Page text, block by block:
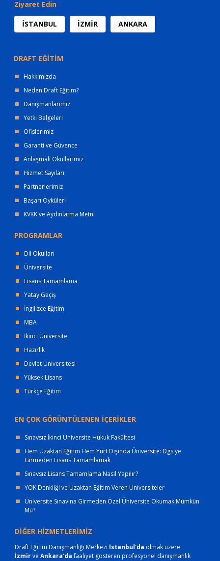
Ziyaret Edin
İSTANBUL İZMİR ANKARA
DRAFT EĞİTİM
Hakkımızda
Neden Draft Eğitim?
Danışmanlarımız
Yetki Belgeleri
Ofislerimiz
Garanti ve Güvence
Anlaşmalı Okullarımız
Hizmet Sayıları
Partnerlerimiz
Başarı Öyküleri
KVKK ve Aydınlatma Metni
PROGRAMLAR
Dil Okulları
Üniversite
Lisans Tamamlama
Yatay Geçiş
İngilizce Eğitim
MBA
İkinci Üniversite
Hazırlık
Devlet Üniversitesi
Yüksek Lisans
Türkçe Eğitim
EN ÇOK GÖRÜNTÜLENEN İÇERİKLER
Sınavsız İkinci Üniversite Hukuk Fakültesi
Hem Uzaktan Eğitim Hem Yurt Dışında Üniversite: Dgs'ye
Girmeden Lisans Tamamlamak
Sınavsız Lisans Tamamlama Nasıl Yapılır?
YÖK Denkliği ve Uzaktan Eğitim Veren Üniversiteler
Üniversite Sınavına Girmeden Özel Üniversite Okumak Mümkün
Mü?
DİĞER HİZMETLERİMİZ
Draft Eğitim Danışmanlığı Merkezi İstanbul'da olmak üzere
İzmirve Ankara'dafaaliyet gösteren profesyonel danışmanlık